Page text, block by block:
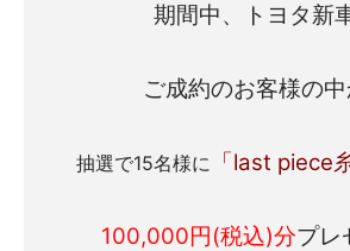
期間中、トヨタ新
ご成約のお客様の中
抽選で15名様に 「last piece
100,000円(税込)分プレ